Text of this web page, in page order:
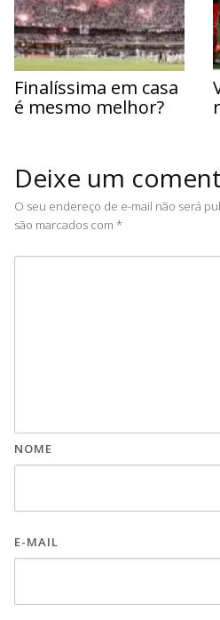
Finalíssima em casa
é mesmo melhor?
Deixe um
O seu endereço de e-mail não será
são marcados com *
NOME
E-MAIL